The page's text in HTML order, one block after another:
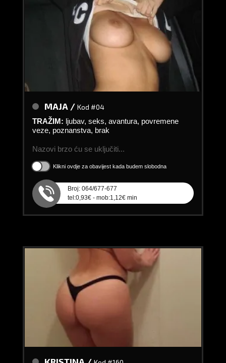
MAJA / Kod #04
TRAŽIM: ljubav, seks, avantura, povremene
veze, poznanstva, brak
Nazovi brzo ću se uključiti...
Klikni ovdje za obavijest kada budem slobodna
Broj: 064/677-677
tel:0,93€ - mob:1,12€ min